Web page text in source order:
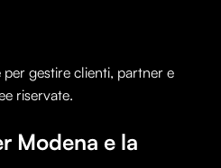
gestire clienti, partner e
riservate.
Modena e la